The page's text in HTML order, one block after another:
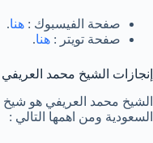
صفحة الفيسبوك : هنا.
صفحة تويتر : هنا.
إنجازات الشيخ محمد العريفي
الشيخ محمد العريفي هو
السعودية ومن اهمها التالي :